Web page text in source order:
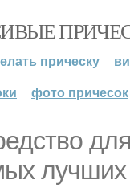
прическу
фото причесок
лучших